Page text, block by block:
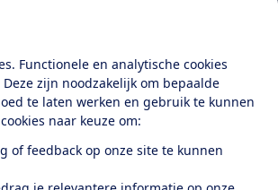
Functionele en analytische cookies
zijn noodzakelijk om bepaalde
te laten werken en gebruik te kunnen
naar keuze om:
of feedback op onze site te kunnen
Alles over de
app